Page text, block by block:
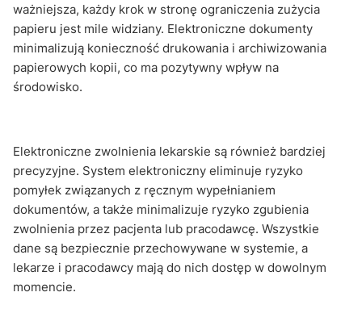
ważniejsza, każdy krok w stronę ograniczenia zużycia
papieru jest mile widziany. Elektroniczne dokumenty
minimalizują konieczność drukowania i archiwizowania
papierowych kopii, co ma pozytywny wpływ na
środowisko.
Elektroniczne zwolnienia lekarskie są również bardziej
precyzyjne. System elektroniczny eliminuje ryzyko
pomyłek związanych z ręcznym wypełnianiem
dokumentów, a także minimalizuje ryzyko zgubienia
zwolnienia przez pacjenta lub pracodawcę. Wszystkie
dane są bezpiecznie przechowywane w systemie, a
lekarze i pracodawcy mają do nich dostęp w dowolnym
momencie.